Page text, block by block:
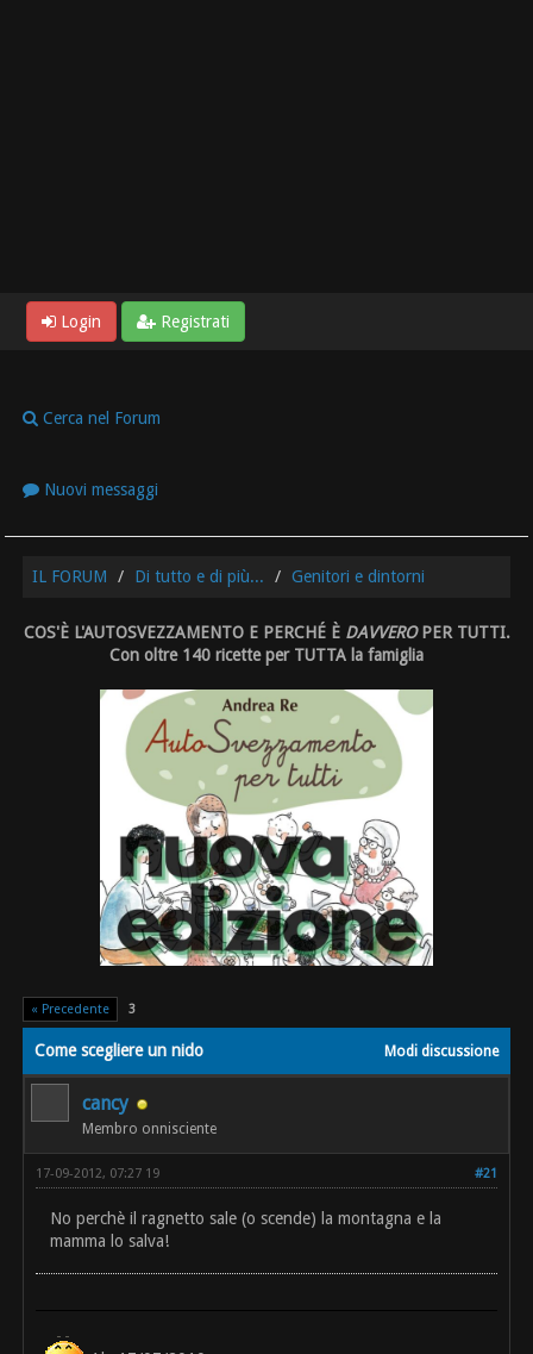
Login Registrati
Cerca nel Forum
Nuovi messaggi
IL FORUM Di tutto e di più... Genitori e dintorni
COS'È L'AUTOSVEZZAMENTO E PERCHÉ È DAVVEROPER TUTTI.
Con oltre 140 ricette per TUTTA la famiglia
« Precedente 3
Modi discussione
Come scegliere un nido
cancy
Membro onnisciente
#21
17-09-2012, 07:27 19
No perchè il ragnetto sale (o scende) la montagna e la
mamma lo salva!